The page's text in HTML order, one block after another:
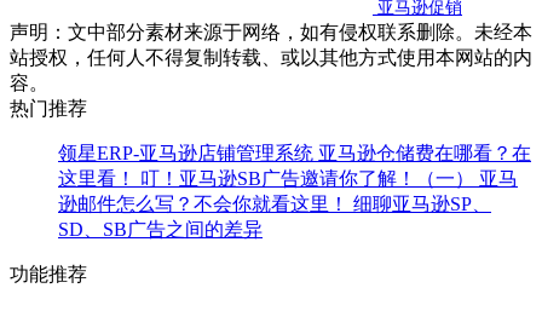
亚马逊促销
声明：文中部分素材来源于网络，如有侵权联系删除。未经本
站授权，任何人不得复制转载、或以其他方式使用本网站的内
容。
热门推荐
领星ERP-亚马逊店铺管理系统 亚马逊仓储费在哪看？在
这里看！ 叮！亚马逊SB广告邀请你了解！（一） 亚马
逊邮件怎么写？不会你就看这里！ 细聊亚马逊SP、
SD、SB广告之间的差异
功能推荐